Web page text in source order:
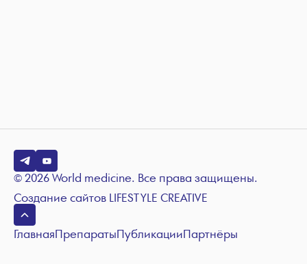
© 2026 World medicine. Все права защищены.
Создание сайтов LIFESTYLE CREATIVE
ГлавнаяПрепаратыПубликацииПартнёры